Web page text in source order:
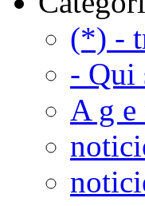
(*) -
- Qui
A g